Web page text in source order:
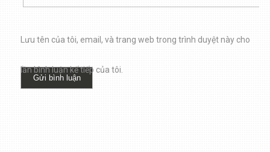
Lưu tên của tôi, email, và trang web trong trình duyệt này cho
lần bình luận kế tiếp của tôi.